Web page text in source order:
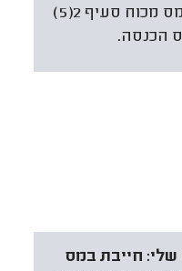
חייבת במס מכוח סעיף 2(5)
הכנסה.
חייבת במס